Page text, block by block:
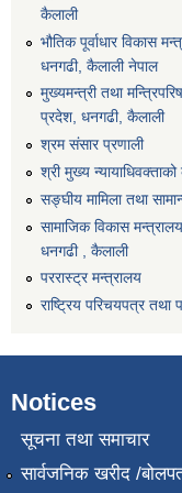
कैलाली
भौतिक पूर्वाधार विकास
धनगढी, कैलाली नेपाल
मुख्यमन्त्री तथा
प्रदेश, धनगढी, कैलाली
श्रम संसार प्रणाली
श्री मुख्य न्यायाधिवक्ताको
सङ्‍घीय मामिला तथा
सामाजिक विकास
धनगढी , कैलाली
पररास्ट्र मन्त्रालय
राष्ट्रिय परिचयपत्र तथा
Notices
सूचना तथा समाचार
सार्वजनिक खरीद /